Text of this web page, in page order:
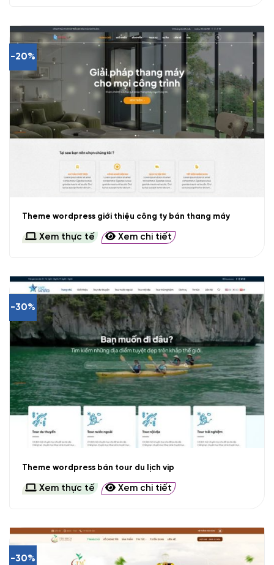
-20%
Theme wordpress giới thiệu công ty bán thang máy
Xem thực tế Xem chi tiết
-30%
Theme wordpress bán tour du lịch vip
Xem thực tế Xem chi tiết
-30%